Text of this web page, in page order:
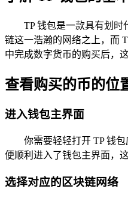
TP 钱包是一款具有划
链这一浩瀚的网络之上，而
中完成数字货币的购买后，
查看购买的币的位
进入钱包主界面
你需要轻轻打开 TP 钱
便顺利进入了钱包主界面，
选择对应的区块链网络